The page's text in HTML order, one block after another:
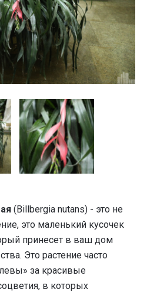
(Billbergia nutans) - это не
это маленький кусочек
принесет в ваш дом
Это растение часто
за красивые
в которых